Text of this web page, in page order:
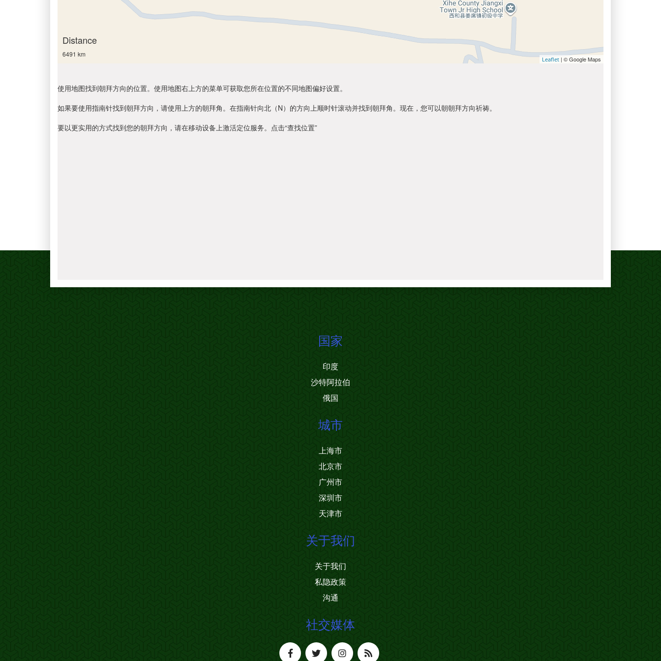
Distance
6491 km
Leaflet | © Google Maps
使用地图找到朝拜方向的位置。使用地图右上方的菜单可获取您所在位置的不同地图偏好设置。
如果要使用指南针找到朝拜方向，请使用上方的朝拜角。在指南针向北（N）的方向上顺时针滚动并找到朝拜角。现在，您可以朝朝拜方向祈祷。
要以更实用的方式找到您的朝拜方向，请在移动设备上激活定位服务。点击“查找位置”
国家
印度
沙特阿拉伯
俄国
城市
上海市
北京市
广州市
深圳市
天津市
关于我们
关于我们
私隐政策
沟通
社交媒体